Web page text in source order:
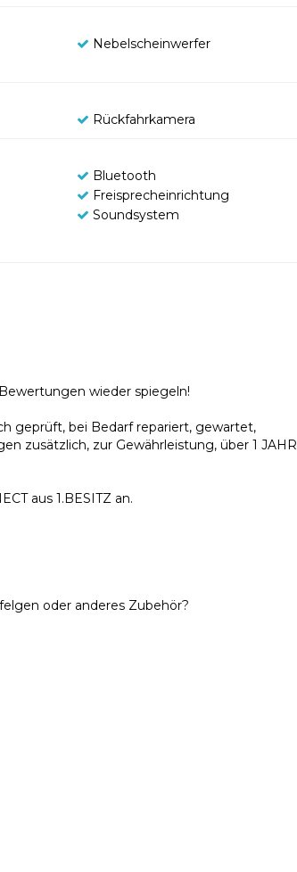
Nebelscheinwerfer
Rückfahrkamera
Bluetooth
Freisprecheinrichtung
Soundsystem
wieder spiegeln!
geprüft, bei Bedarf repariert, gewartet,
zusätzlich, zur Gewährleistung, über 1 JAHR
aus 1.BESITZ an.
oder anderes Zubehör?